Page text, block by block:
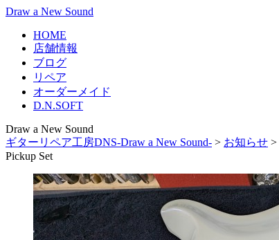
Draw a New Sound
HOME
店舗情報
ブログ
リペア
オーダーメイド
D.N.SOFT
Draw a New Sound
ギターリペア工房DNS-Draw a New Sound- > お知らせ >
Pickup Set